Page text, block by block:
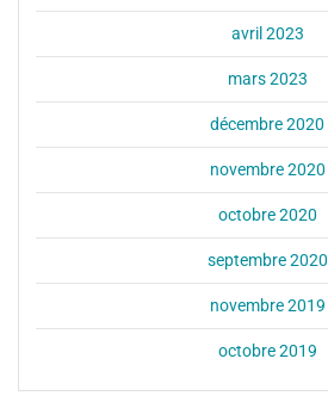
avril 2023
mars 2023
décembre 2020
novembre 2020
octobre 2020
septembre 2020
novembre 2019
octobre 2019